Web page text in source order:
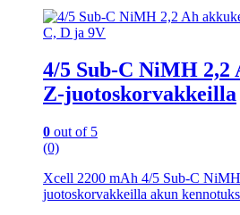
C, D ja 9V
4/5 Sub-C NiMH 2,2
Z-juotoskorvakkeilla
0 out of 5
(0)
Xcell 2200 mAh 4/5 Sub-C
juotoskorvakkeilla akun